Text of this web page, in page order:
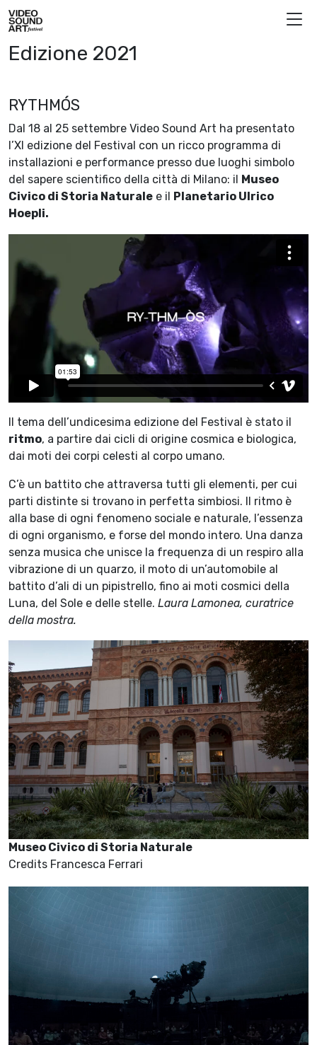
Vai al contenuto
Video Sound Art
Edizione 2021
RYTHMÓS
Dal 18 al 25 settembre Video Sound Art ha presentato
l’XI edizione del Festival con un ricco programma di
installazioni e performance presso due luoghi simbolo
del sapere scientifico della città di Milano: il
Museo
Civico di Storia Naturale e il
Planetario Ulrico
Hoepli.
Il tema dell’undicesima edizione del Festival è stato il
ritmo, a partire dai cicli di origine cosmica e biologica,
dai moti dei corpi celesti al corpo umano.
C’è un battito che attraversa tutti gli elementi, per cui
parti distinte si trovano in perfetta simbiosi. Il ritmo è
alla base di ogni fenomeno sociale e naturale, l’essenza
di ogni organismo, e forse del mondo intero. Una danza
senza musica che unisce la frequenza di un respiro alla
vibrazione di un quarzo, il moto di un’automobile al
battito d’ali di un pipistrello, fino ai moti cosmici della
Luna, del Sole e delle stelle. Laura Lamonea, curatrice
della mostra.
Museo Civico di Storia Naturale
Credits Francesca Ferrari